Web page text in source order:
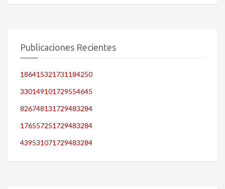
Publicaciones Recientes
186415321731184250
330149101729554645
826748131729483284
176557251729483284
439531071729483284